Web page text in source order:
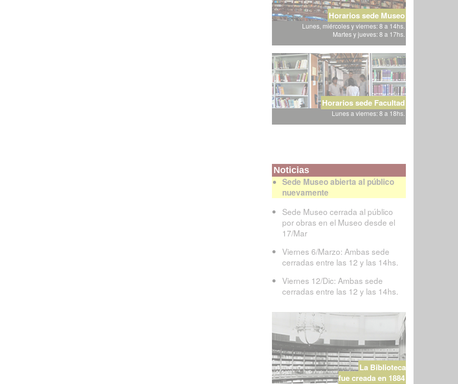
Horarios sede Museo
Lunes, miércoles y viernes: 8 a 14hs.
Martes y jueves: 8 a 17hs.
Horarios sede Facultad
Lunes a viernes: 8 a 18hs.
Noticias
Sede Museo abierta al público
nuevamente
Sede Museo cerrada al público
por obras en el Museo desde el
17/Mar
Viernes 6/Marzo: Ambas sede
cerradas entre las 12 y las 14hs.
Viernes 12/Dic: Ambas sede
cerradas entre las 12 y las 14hs.
La Biblioteca
fue creada en 1884